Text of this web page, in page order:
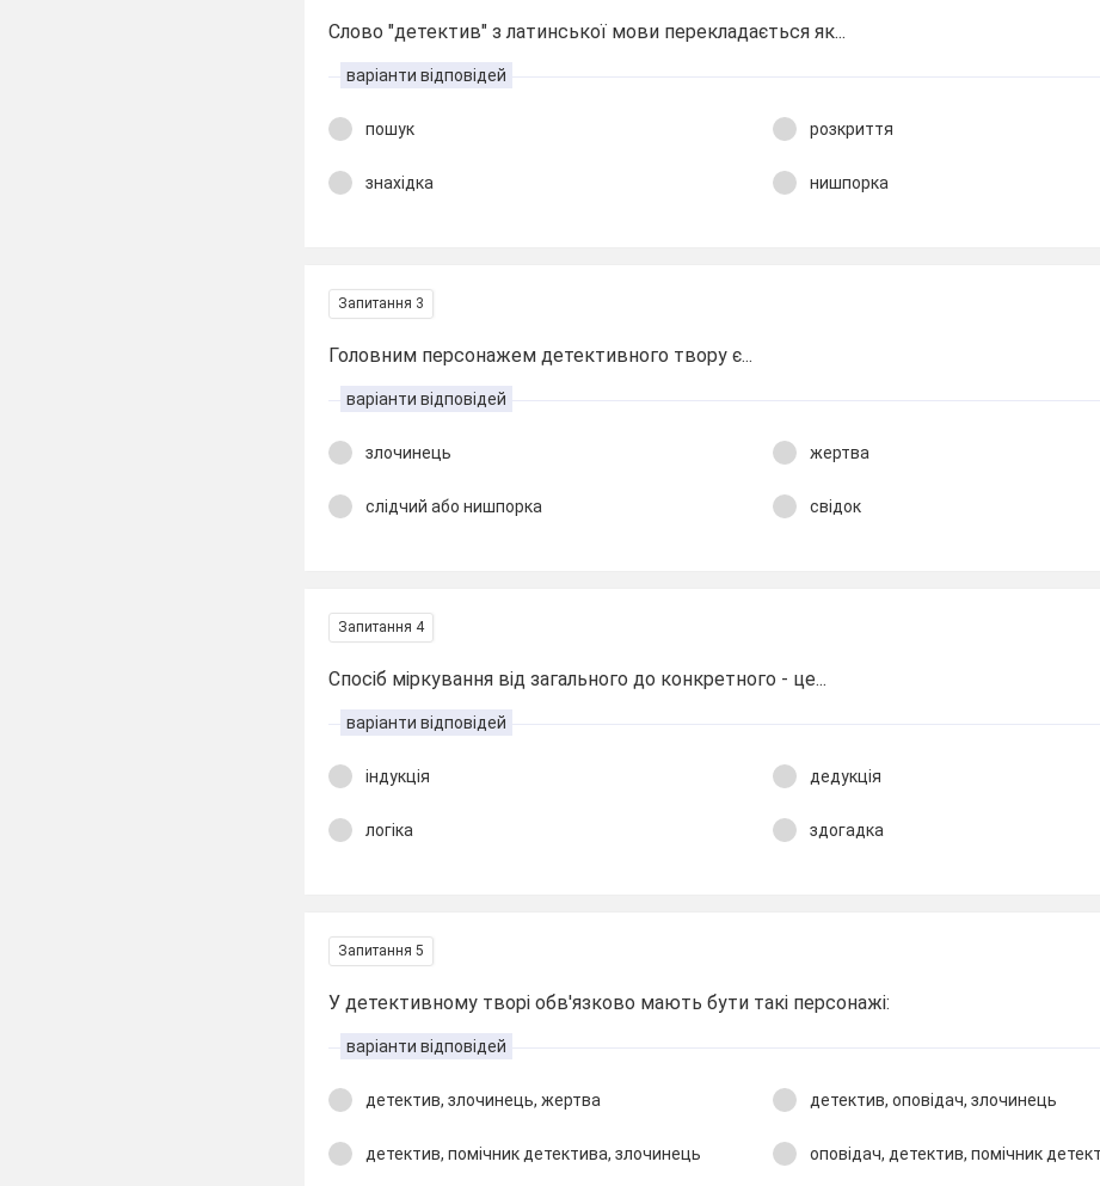
Слово "детектив" з латинської мови перекладається як...
варіанти відповідей
пошук розкриття
знахідка нишпорка
Запитання 3
Головним персонажем детективного твору є...
варіанти відповідей
злочинець жертва
слідчий або нишпорка свідок
Запитання 4
Спосіб міркування від загального до конкретного - це...
варіанти відповідей
індукція дедукція
логіка здогадка
Запитання 5
У детективному творі обв'язково мають бути такі персонажі:
варіанти відповідей
детектив, злочинець, жертва детектив, оповідач, злочинець
детектив, помічник детектива, злочинець оповідач, детектив, помічник